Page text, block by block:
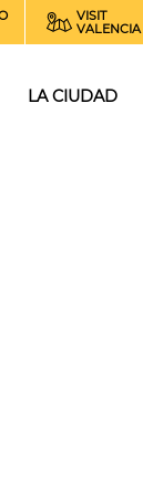
VISIT
VALENCIA
LA CIUDAD